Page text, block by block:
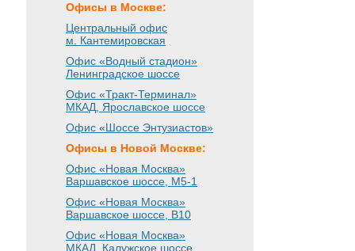
Офисы в Москве:
Центральный офис
м. Кантемировская
Офис «Водный стадион»
Ленинградское шоссе
Офис «Тракт-Терминал»
МКАД, Ярославское шоссе
Офис «Шоссе Энтузиастов»
Офисы в Новой Москве:
Офис «Новая Москва»
Варшавское шоссе , М5-1
Офис «Новая Москва»
Варшавское шоссе , B10
Офис «Новая Москва»
МКАД, Калужское шоссе